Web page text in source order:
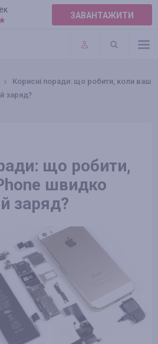
ЗАВАНТАЖИТИ
Корисні поради: що робити, коли ваш
заряд?
що робити,
швидко
заряд?